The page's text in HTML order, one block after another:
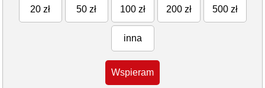
20 zł 50 zł 100 zł 200 zł 500 zł
inna
Wspieram